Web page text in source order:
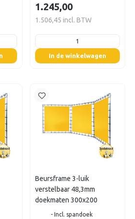
1.245,00
1.506,45 incl. BTW
listing.boxQuantity
In de winkelwagen
Beursframe 3-luik
verstelbaar 48,3mm
doekmaten 300x200
- Incl. spandoek